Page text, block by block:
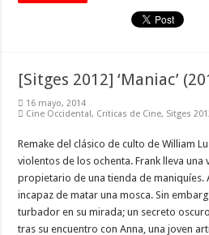
[Sitges 2012] ‘Maniac’
16 mayo, 2014
Cine Occidental, Criticas de Cine, Sitges
Remake del clásico de culto de William
violentos de los ochenta. Frank lleva una
propietario de una tienda de maniquíes.
incapaz de matar una mosca. Sin
turbador en su mirada; un secreto
tras su encuentro con Anna, una joven